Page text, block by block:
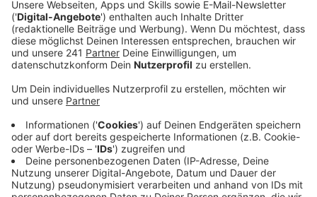
Anzeige
Die städtischen Fachbereiche, die wupsi und das
Center Management der Rathaus Galerie haben sich
nach einigen Beschwerden getroffen und sich die
Situation vor Ort angeschaut, so die Stadt Leverkusen.
Die ehemalige Ersatzhaltestelle hatte keinen
Wetterschutz, es wurden keine digitalen Infos
angezeigt und war nicht barrierefrei. Um das zu ändern